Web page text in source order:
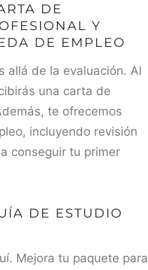
DE
Y
DE EMPLEO
allá de la evaluación. Al
una carta de
te ofrecemos
incluyendo revisión
conseguir tu primer
DE ESTUDIO
Mejora tu paquete para